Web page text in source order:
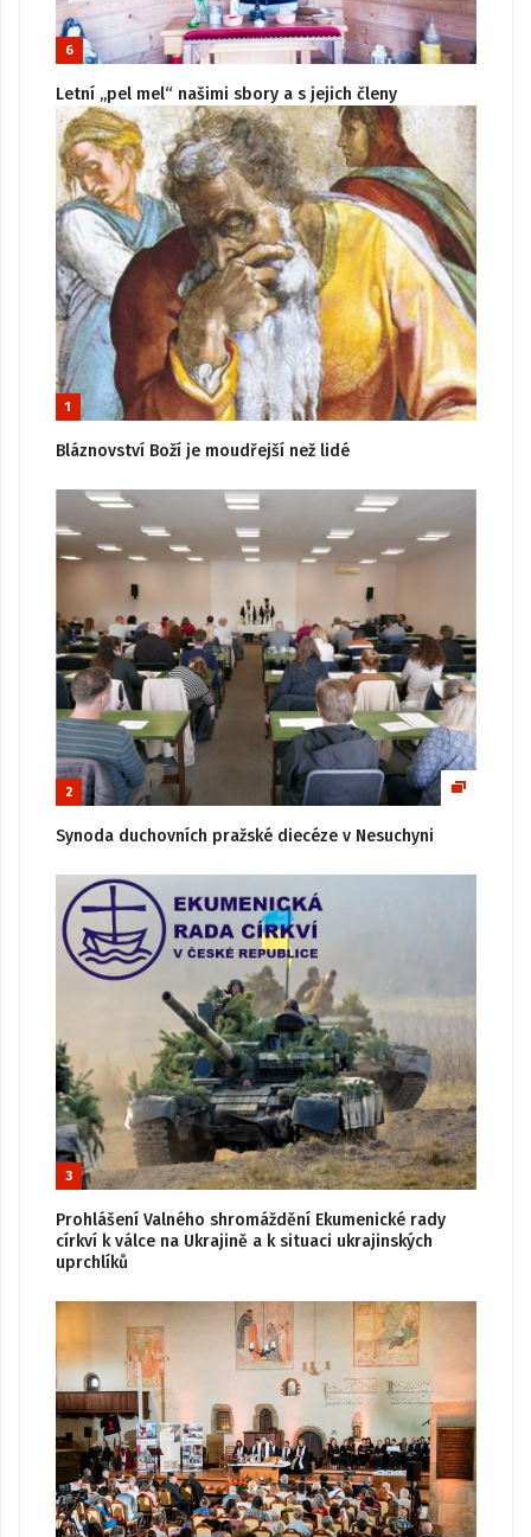
6
Letní „pel mel“ našimi sbory a s jejich členy
1
Bláznovství Boží je moudřejší než lidé
2
Synoda duchovních pražské diecéze v Nesuchyni
3
Prohlášení Valného shromáždění Ekumenické rady
církví k válce na Ukrajině a k situaci ukrajinských
uprchlíků